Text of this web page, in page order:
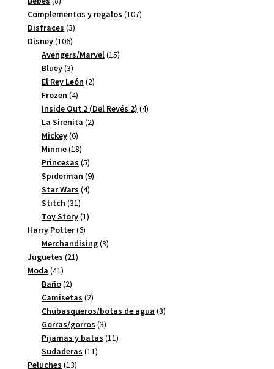
productos
Complementos y regalos 107107
Disfraces 33
Disney 106106
productos
Avengers/Marvel 1515
Bluey 33
productos
El Rey León 22
Frozen 44
productos
Inside Out 2 (Del Revés 2) 44
La Sirenita 22
Mickey 66
productos
Minnie 1818
productos
Princesas 55
productos
Spiderman 99
Star Wars 44
Stitch 3131
productos
Toy Story 11
Harry Potter 66
productos
Merchandising 33
Juguetes 2121
Moda 4141
productos
Baño 22
productos
Camisetas 22
productos
Chubasqueros/botas de agua 33
Gorras/gorros 33
productos
Pijamas y batas 1111
Sudaderas 1111
Peluches 1313